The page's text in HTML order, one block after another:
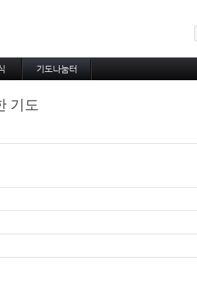
기도나눔터
소속 선교사
기도